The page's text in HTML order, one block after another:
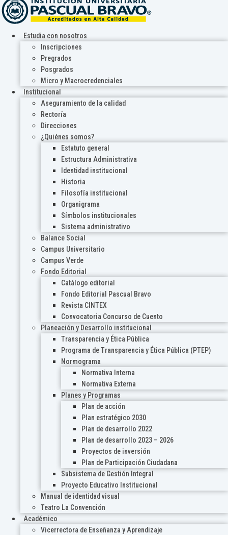
Estudia con nosotros
Inscripciones
Pregrados
Posgrados
Micro y Macrocredenciales
Institucional
Aseguramiento de la calidad
Rectoría
Direcciones
¿Quiénes somos?
Estatuto general
Estructura Administrativa
Identidad institucional
Historia
Filosofía institucional
Organigrama
Símbolos institucionales
Sistema administrativo
Balance Social
Campus Universitario
Campus Verde
Fondo Editorial
Catálogo editorial
Fondo Editorial Pascual Bravo
Revista CINTEX
Convocatoria Concurso de Cuento
Planeación y Desarrollo institucional
Transparencia y Ética Pública
Programa de Transparencia y Ética Pública (PTEP)
Normograma
Normativa Interna
Normativa Externa
Planes y Programas
Plan de acción
Plan estratégico 2030
Plan de desarrollo 2022
Plan de desarrollo 2023 – 2026
Proyectos de inversión
Plan de Participación Ciudadana
Subsistema de Gestión Integral
Proyecto Educativo Institucional
Manual de identidad visual
Teatro La Convención
Académico
Vicerrectora de Enseñanza y Aprendizaje